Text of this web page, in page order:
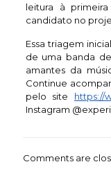
leitura à
candidato no
Essa triagem
de uma banda
amantes da
Continue
pelo site https://
Instagram @
Comments are